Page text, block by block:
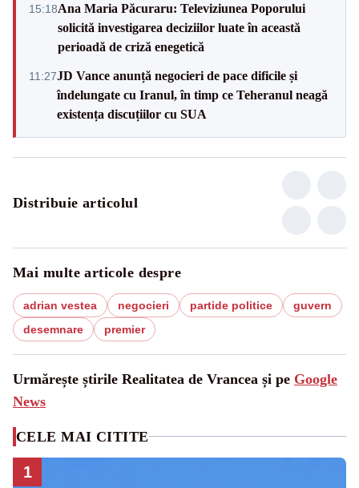
15:18Ana Maria Păcuraru: Televiziunea Poporului
solicită investigarea deciziilor luate în această
perioadă de criză enegetică
11:27JD Vance anunță negocieri de pace dificile și
îndelungate cu Iranul, în timp ce Teheranul neagă
existența discuțiilor cu SUA
Distribuie articolul
Mai multe articole despre
adrian vestea negocieri partide politice
guvern
desemnare
premier
Urmărește știrile Realitatea de Vrancea și pe Google
News
CELE MAI CITITE
1